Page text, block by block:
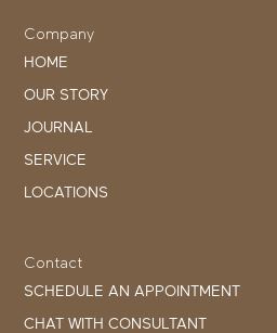
Company
HOME
OUR STORY
JOURNAL
SERVICE
LOCATIONS
Contact
SCHEDULE AN APPOINTMENT
CHAT WITH CONSULTANT